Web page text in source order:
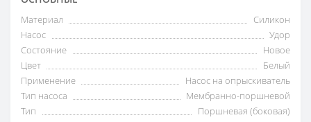
Материал
Силикон
Насос
Удор
Состояние
Новое
Цвет
Белый
Применение
Насос на опрыскиватель
Тип насоса
Мембранно-поршневой
Тип
Поршневая (боковая)